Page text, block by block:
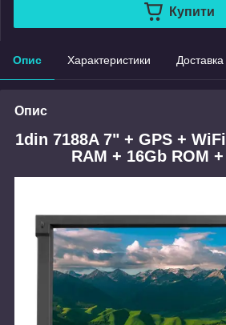
Купити
Опис Характеристики Доставка
Опис
1din 7188A 7" + GPS +
RAM + 16Gb ROM